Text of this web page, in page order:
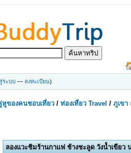
ระบบ — ลงทะเบียน)
หูของคนชอบเที่ยว /ท่องเที่ยว Travel /ภูเขา
ลองแวะชิมร้านกาแฟ ช้างชะลูด วังน้ำเขียว